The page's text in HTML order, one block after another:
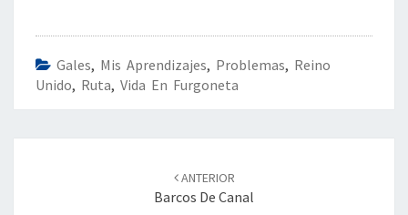
Gales, Mis Aprendizajes, Problemas, Reino
Unido, Ruta, Vida En Furgoneta
ANTERIOR
Barcos De Canal